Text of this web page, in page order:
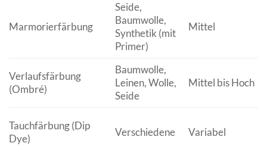
Marmorierfärbung
Seide,
Baumwolle,
Synthetik (mit
Primer)
Mittel
Verlaufsfärbung
(Ombré)
Baumwolle,
Leinen, Wolle,
Seide
Mittel bis Hoch
Tauchfärbung (Dip
Dye)
Verschiedene Variabel